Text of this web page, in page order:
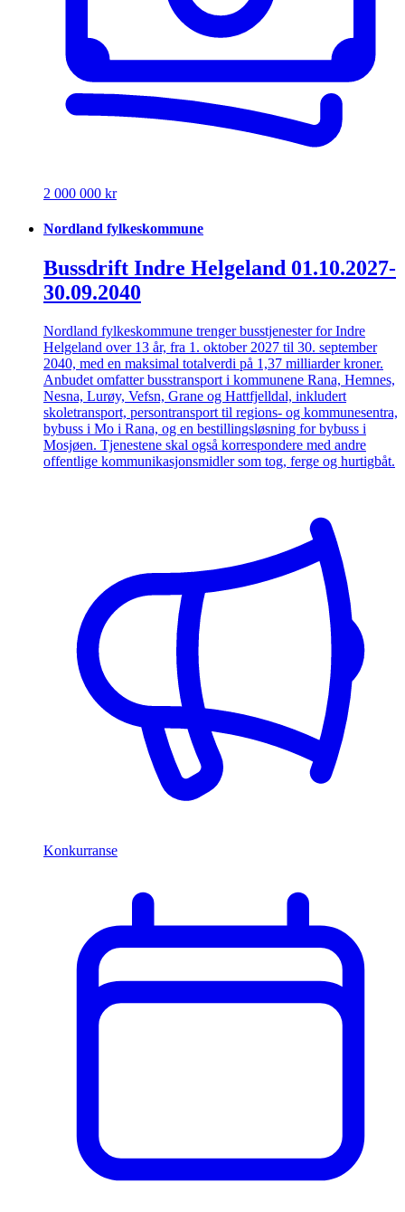
2 000 000 kr
Nordland fylkeskommune
Bussdrift Indre Helgeland 01.10.2027-
30.09.2040
Nordland fylkeskommune trenger busstjenester for Indre
Helgeland over 13 år, fra 1. oktober 2027 til 30. september
2040, med en maksimal totalverdi på 1,37 milliarder kroner.
Anbudet omfatter busstransport i kommunene Rana, Hemnes,
Nesna, Lurøy, Vefsn, Grane og Hattfjelldal, inkludert
skoletransport, persontransport til regions- og kommunesentra,
bybuss i Mo i Rana, og en bestillingsløsning for bybuss i
Mosjøen. Tjenestene skal også korrespondere med andre
offentlige kommunikasjonsmidler som tog, ferge og hurtigbåt.
Konkurranse